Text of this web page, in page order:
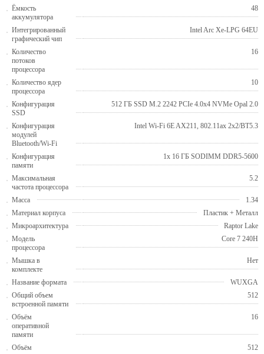
Ёмкость
аккумулятора
48
Интегрированный
графический чип
Intel Arc Xe-LPG 64EU
Количество
потоков
процессора
16
Количество ядер
процессора
10
Конфигурация
SSD
512 ГБ SSD M.2 2242 PCIe 4.0x4 NVMe Opal 2.0
Конфигурация
модулей
Bluetooth/Wi-Fi
Intel Wi-Fi 6E AX211, 802.11ax 2x2/BT5.3
Конфигурация
памяти
1x 16 ГБ SODIMM DDR5-5600
Максимальная
частота процессора
5.2
Масса
1.34
Материал корпуса
Пластик + Металл
Микроархитектура
Raptor Lake
Модель
процессора
Core 7 240H
Мышка в
комплекте
Нет
Название формата
WUXGA
Общий объем
встроенной памяти
512
Объём
оперативной
памяти
16
Объём
512